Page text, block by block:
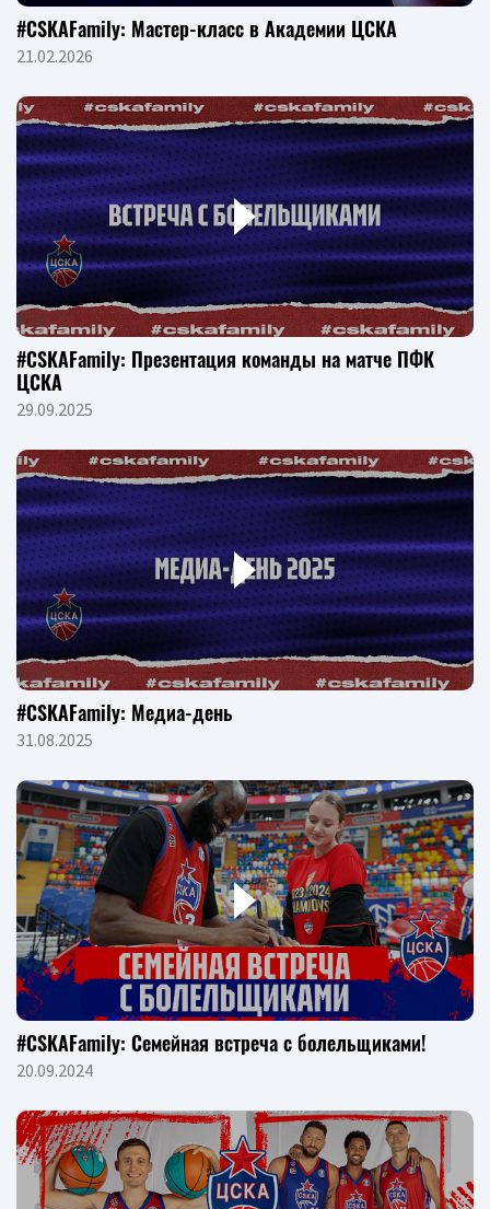
#CSKAFamily: Мастер-класс в Академии ЦСКА
21.02.2026
#CSKAFamily: Презентация команды на матче ПФК
ЦСКА
29.09.2025
#CSKAFamily: Медиа-день
31.08.2025
#CSKAFamily: Семейная встреча с болельщиками!
20.09.2024